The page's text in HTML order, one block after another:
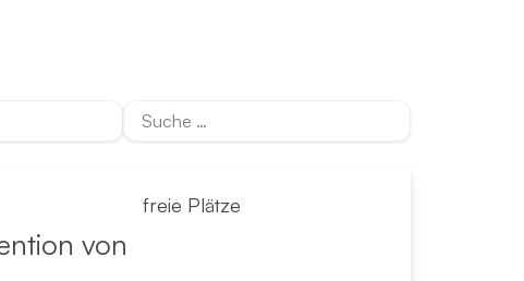
DBT
Präsenz-Kurse
von
freie Plätze